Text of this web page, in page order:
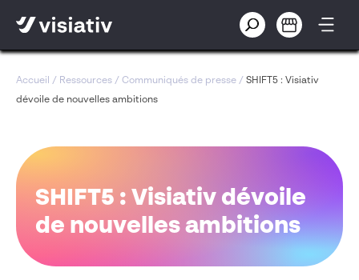
Accueil / Ressources / Communiqués de presse / SHIFT5 : Visiativ
dévoile de nouvelles ambitions
SHIFT5 : Visiativ dévoile
de nouvelles ambitions